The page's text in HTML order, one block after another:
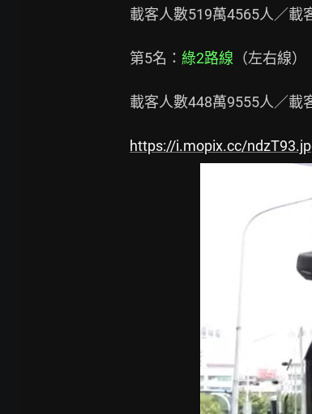
載客人數519萬4565人／載
第5名： 綠2路線 （左右線）
載客人數448萬9555人／載
https://i.mopix.cc/